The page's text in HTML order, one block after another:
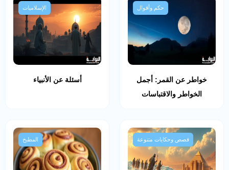
حكم وأقوال
خواطر عن القمر: أجمل
الخواطر والاقتباسات
الإسلاميات
أسئلة عن الأنبياء
قصص وحكايات متنوعة المطبخ